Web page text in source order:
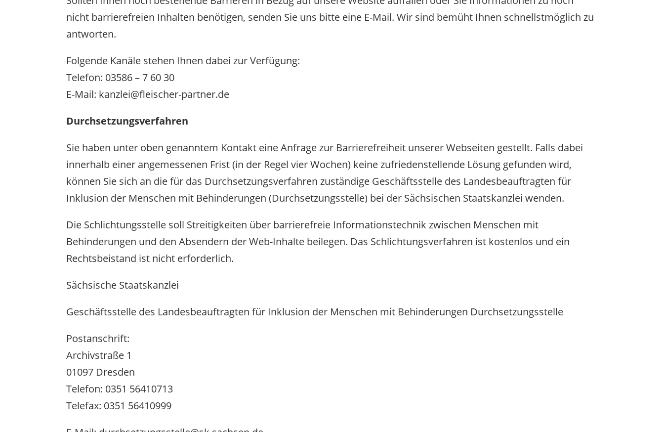
nicht barrierefreien Inhalten benötigen, senden Sie uns bitte eine E-Mail. Wir sind bemüht Ihnen schnellstmöglich zu
antworten.
Folgende Kanäle stehen Ihnen dabei zur Verfügung:
Telefon: 03586 – 7 60 30
E-Mail: kanzlei@fleischer-partner.de
Durchsetzungsverfahren
Sie haben unter oben genanntem Kontakt eine Anfrage zur Barrierefreiheit unserer Webseiten gestellt. Falls dabei
innerhalb einer angemessenen Frist (in der Regel vier Wochen) keine zufriedenstellende Lösung gefunden wird,
können Sie sich an die für das Durchsetzungsverfahren zuständige Geschäftsstelle des Landesbeauftragten für
Inklusion der Menschen mit Behinderungen (Durchsetzungsstelle) bei der Sächsischen Staatskanzlei wenden.
Die Schlichtungsstelle soll Streitigkeiten über barrierefreie Informationstechnik zwischen Menschen mit
Behinderungen und den Absendern der Web-Inhalte beilegen. Das Schlichtungsverfahren ist kostenlos und ein
Rechtsbeistand ist nicht erforderlich.
Sächsische Staatskanzlei
Geschäftsstelle des Landesbeauftragten für Inklusion der Menschen mit Behinderungen Durchsetzungsstelle
Postanschrift:
Archivstraße 1
01097 Dresden
Telefon: 0351 56410713
Telefax: 0351 56410999